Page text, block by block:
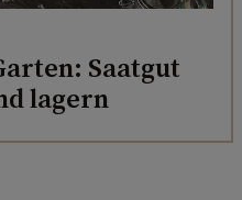
Saatgut
lagern